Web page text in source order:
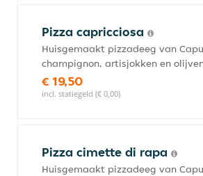
Pizza capricciosa
Huisgemaakt pizzadeeg van
champignon, artisjokken en
€ 19,50
incl. statiegeld (€ 0,00)
Pizza cimette di rapa
Huisgemaakt pizzadeeg van